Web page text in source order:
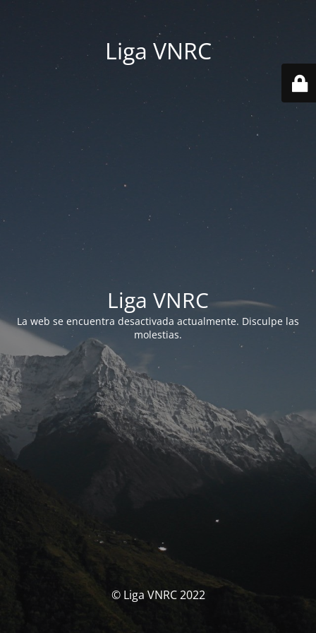
Liga VNRC
Liga VNRC
La web se encuentra desactivada actualmente. Disculpe las
molestias.
© Liga VNRC 2022